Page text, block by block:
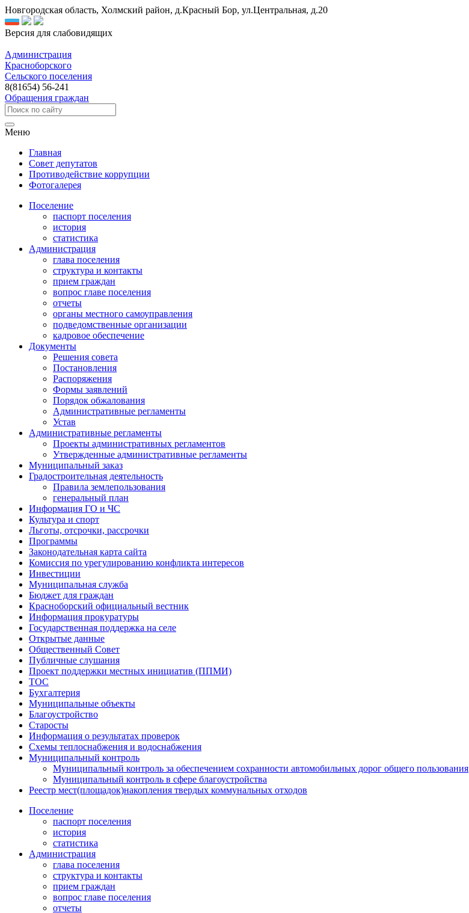
Новгородская область, Холмский район, д.Красный Бор, ул.Центральная, д.20
Версия для слабовидящих
Администрация
Красноборского
Сельского поселения
8(81654) 56-241
Обращения граждан
Меню
Главная
Совет депутатов
Противодействие коррупции
Фотогалерея
Поселение
паспорт поселения
история
статистика
Администрация
глава поселения
структура и контакты
прием граждан
вопрос главе поселения
отчеты
органы местного самоуправления
подведомственные организации
кадровое обеспечение
Документы
Решения совета
Постановления
Распоряжения
Формы заявлений
Порядок обжалования
Административные регламенты
Устав
Административные регламенты
Проекты административных регламентов
Утвержденные административные регламенты
Муниципальный заказ
Градостроительная деятельность
Правила землепользования
генеральный план
Информация ГО и ЧС
Культура и спорт
Льготы, отсрочки, рассрочки
Программы
Законодательная карта сайта
Комиссия по урегулированию конфликта интересов
Инвестиции
Муниципальная служба
Бюджет для граждан
Красноборский официальный вестник
Информация прокуратуры
Государственная поддержка на селе
Открытые данные
Общественный Совет
Публичные слушания
Проект поддержки местных инициатив (ППМИ)
ТОС
Бухгалтерия
Муниципальные объекты
Благоустройство
Старосты
Информация о результатах проверок
Схемы теплоснабжения и водоснабжения
Муниципальный контроль
Муниципальный контроль за обеспечением сохранности автомобильных дорог общего пользования
Муниципальный контроль в сфере благоустройства
Реестр мест(площадок)накопления твердых коммунальных отходов
Поселение
паспорт поселения
история
статистика
Администрация
глава поселения
структура и контакты
прием граждан
вопрос главе поселения
отчеты